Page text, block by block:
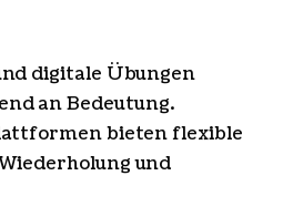
digitale Übungen
an Bedeutung.
bieten flexible
und